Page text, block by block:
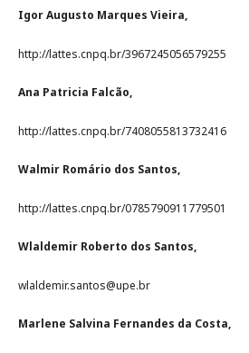
Igor Augusto Marques Vieira,
http://lattes.cnpq.br/3967245056579255
Ana Patricia Falcão,
http://lattes.cnpq.br/7408055813732416
Walmir Romário dos Santos,
http://lattes.cnpq.br/0785790911779501
Wlaldemir Roberto dos Santos,
wlaldemir.santos@upe.br
Marlene Salvina Fernandes da Costa,